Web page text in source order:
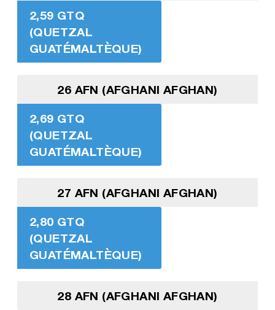
2,59 GTQ
(QUETZAL
GUATÉMALTÈQUE)
26 AFN (AFGHANI AFGHAN)
2,69 GTQ
(QUETZAL
GUATÉMALTÈQUE)
27 AFN (AFGHANI AFGHAN)
2,80 GTQ
(QUETZAL
GUATÉMALTÈQUE)
28 AFN (AFGHANI AFGHAN)